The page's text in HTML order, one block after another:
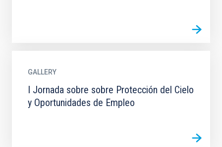
GALLERY
I Jornada sobre sobre Protección del Cielo
y Oportunidades de Empleo